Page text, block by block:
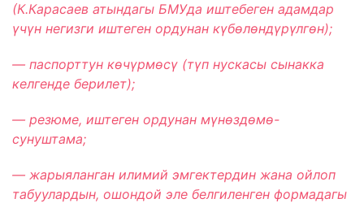
(К.Карасаев атындагы БМУда иштебеген адамдар
үчүн негизги иштеген ордунан күбөлөндүрүлгөн);
— паспорттун көчүрмөсү (түп нускасы сынакка
келгенде берилет);
— резюме, иштеген ордунан мүнөздөмө-
сунуштама;
— жарыяланган илимий эмгектердин жана ойлоп
табуулардын, ошондой эле белгиленген формадагы